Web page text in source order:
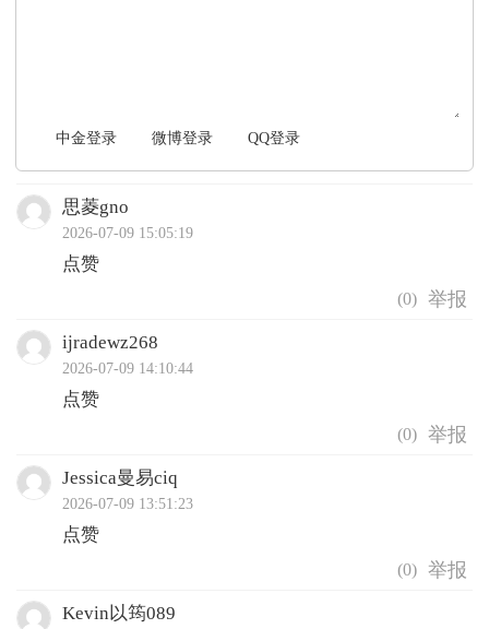
中金登录 微博登录 QQ登录
思菱gno
2026-07-09 15:05:19
点赞
(0)
ijradewz268
2026-07-09 14:10:44
点赞
(0)
Jessica曼易ciq
2026-07-09 13:51:23
点赞
(0)
Kevin以筠089